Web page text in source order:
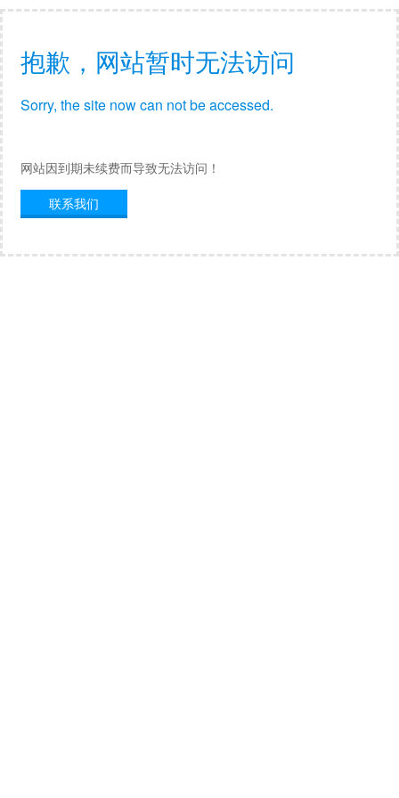
抱歉，网站暂时无法访问
Sorry, the site now can not be accessed.
网站因到期未续费而导致无法访问！
联系我们